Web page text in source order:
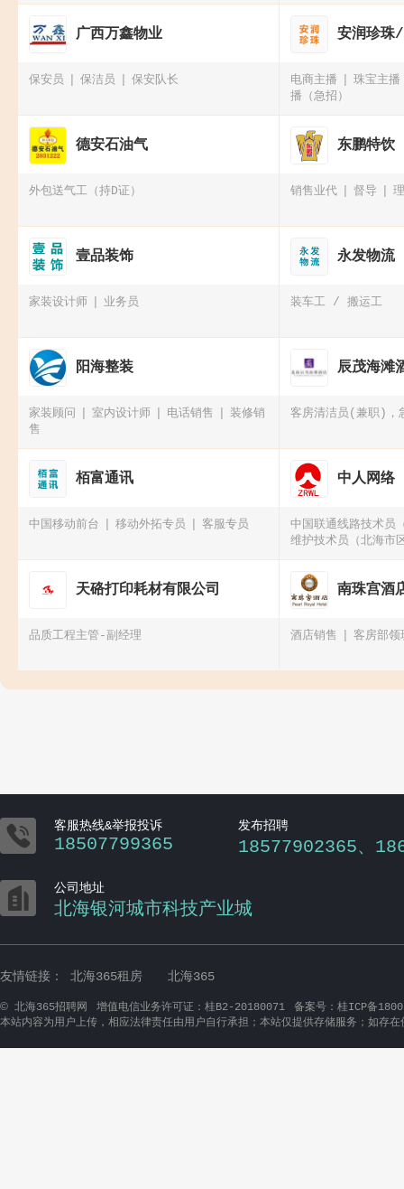
广西万鑫物业
保安员 保洁员 保安队长
安润珍珠
电商主播
珠宝主播
播（急招）
德安石油气
外包送气工（持D证）
东鹏特饮
销售业代 督导
壹品装饰
家装设计师 业务员
永发物流
装车工 / 搬运工
阳海整装
家装顾问 室内设计师 电话销售
装修销
售
辰茂海滩
客房清洁员(兼职)，
栢富通讯
中国移动前台 移动外拓专员 客服专员
中人网络
中国联通线路技术员
维护技术员（北海市
中国联通基站技
天硌打印耗材有限公司
品质工程主管-副经理
南珠宫酒
酒店销售 客房部领
 客服热线&举报投诉
18507799365
发布招聘
18577902365、
 公司地址
北海银河城市科技产业城
友情链接： 北海365租房 北海365
© 北海365招聘网 增值电信业务许可证：桂B2-20180071
备案号：桂ICP备
本站内容为用户上传，相应法律责任由用户自行承担；本站仅提供存储服务；如存